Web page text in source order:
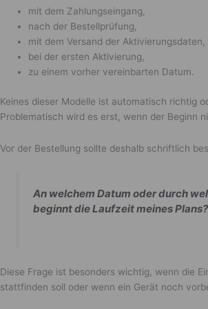
mit dem Zahlungseingang,
nach der Bestellprüfung,
mit dem Versand der Aktivierungsdaten,
bei der ersten Aktivierung,
zu einem vorher vereinbarten Datum.
Keines dieser Modelle ist automatisch richtig
Problematisch wird es erst, wenn der Beginn
Vor der Bestellung sollte deshalb schriftlich
An welchem Datum oder durch
beginnt die Laufzeit meines Plans?
Diese Frage ist besonders wichtig, wenn die
stattfinden soll oder wenn ein Gerät noch